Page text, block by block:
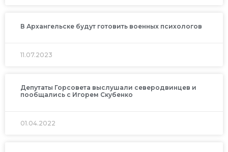
В Архангельске будут готовить военных психологов
11.07.2023
Депутаты Горсовета выслушали северодвинцев и
пообщались с Игорем Скубенко
01.04.2022